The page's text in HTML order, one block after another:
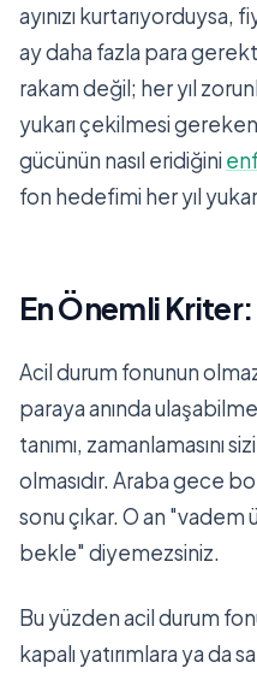
ayınızı kurtarıyorduysa,
ay daha fazla para
rakam değil; her yıl
yukarı çekilmesi
gücünün nasıl eridiğini
fon hedefimi her yıl
En Önemli
Acil durum fonunun
paraya anında
tanımı, zamanlamasını
olmasıdır. Araba gece
sonu çıkar. O an "vadem
bekle" diyemezsiniz.
Bu yüzden acil durum
kapalı yatırımlara ya da